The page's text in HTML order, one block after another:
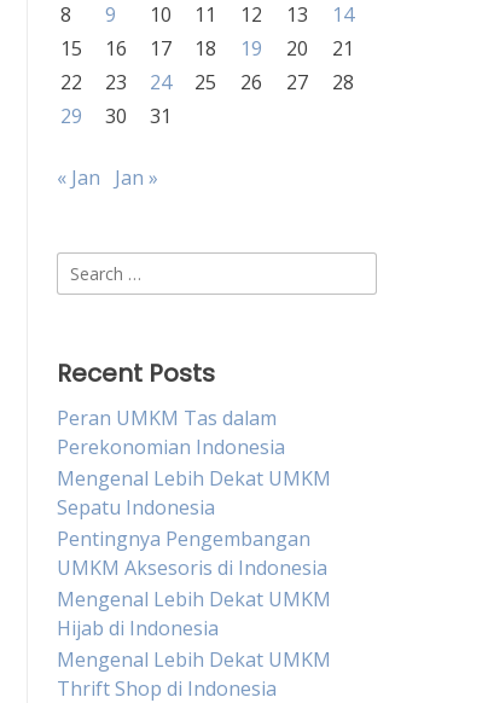
8
9 10 11 12 13
14
15
16 17 18 19 20
21
22
23 24 25 26 27
28
29
30 31
« Jan Jan »
Search
for:
Recent Posts
Peran UMKM Tas dalam
Perekonomian Indonesia
Mengenal Lebih Dekat UMKM
Sepatu Indonesia
Pentingnya Pengembangan
UMKM Aksesoris di Indonesia
Mengenal Lebih Dekat UMKM
Hijab di Indonesia
Mengenal Lebih Dekat UMKM
Thrift Shop di Indonesia